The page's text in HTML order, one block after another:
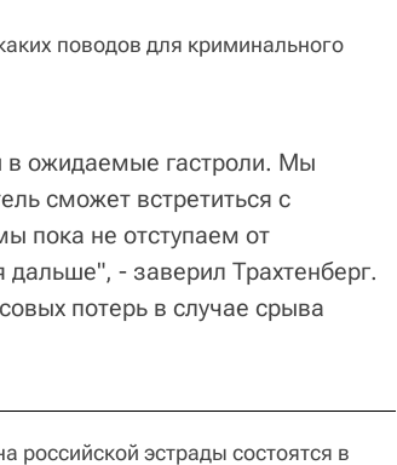
поводов для криминального
в ожидаемые гастроли. Мы
сможет встретиться с
пока не отступаем от
- заверил Трахтенберг.
потерь в случае срыва
российской эстрады состоятся в